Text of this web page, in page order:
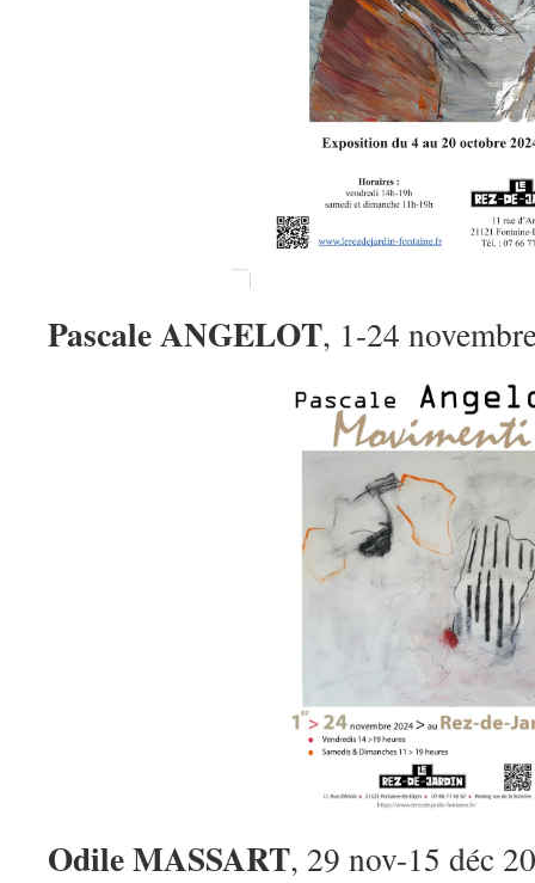
Pascale ANGELOT, 1-24
Odile MASSART, 29 nov-15 déc